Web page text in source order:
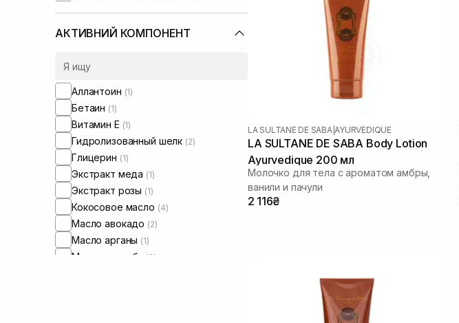
АКТИВНИЙ КОМПОНЕНТ
Аллантоин (1)
Бетаин (1)
Витамин Е (1)
Гидролизованный шелк (2)
Глицерин (1)
Экстракт меда (1)
Экстракт розы (1)
Кокосовое масло (4)
Масло авокадо (2)
Масло арганы (1)
Масло жожоба (2)
LA SULTANE DE SABA AYURVEDIQUE
LA SULTANE DE SABA Body Lotion
Ayurvedique 200 мл
Молочко для тела с ароматом амбры,
ванили и пачули
2 116₴